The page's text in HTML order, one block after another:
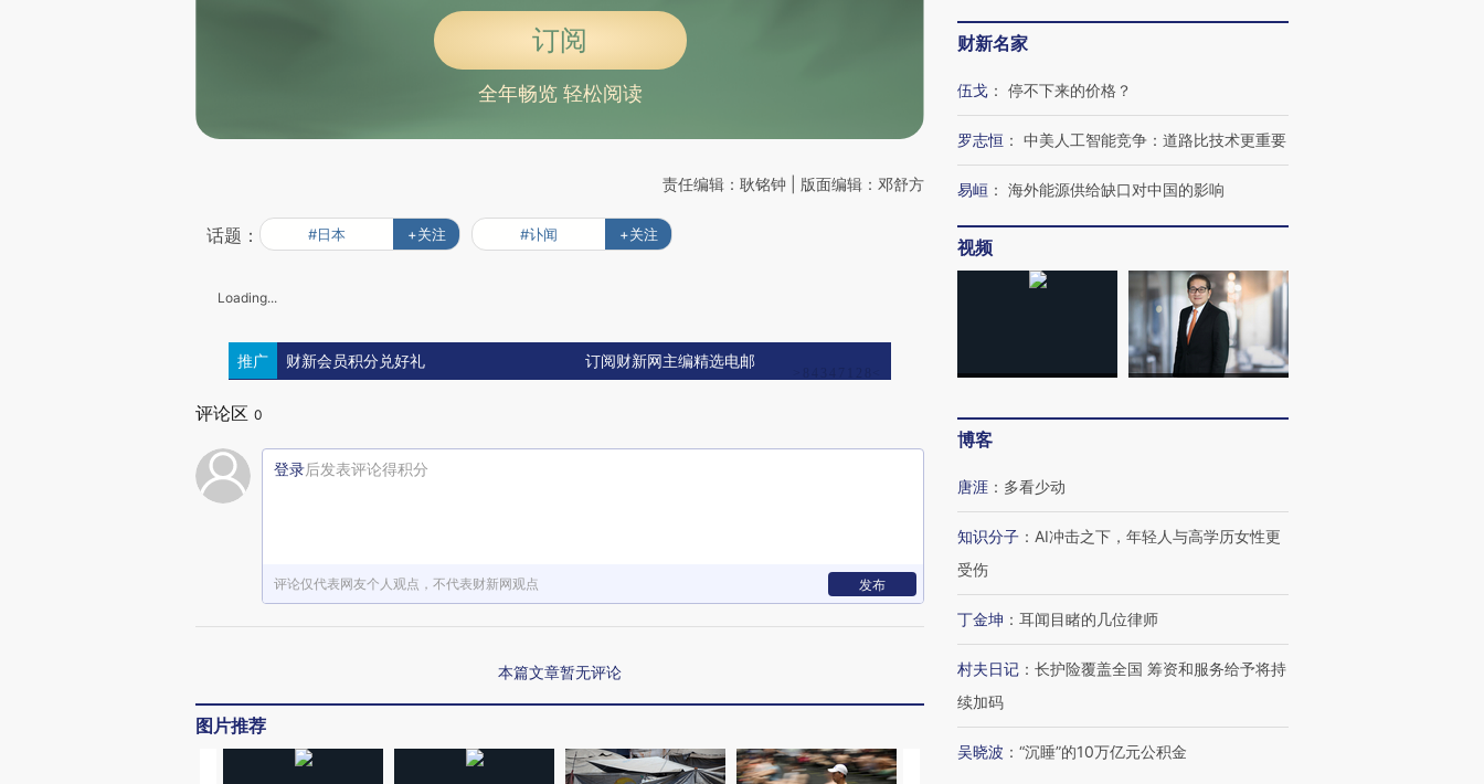
订阅
全年畅览 轻松阅读
责任编辑：耿铭钟 | 版面编辑：邓舒方
话题： #日本 +关注 #讣闻 +关注
Loading...
推广 财新会员积分兑好礼 订阅财新网主编精选电邮
评论区 0
登录后发表评论得积分
评论仅代表网友个人观点，不代表财新网观点 发布
本篇文章暂无评论
图片推荐
财新名家
伍戈 ： 停不下来的价格？
罗志恒 ： 中美人工智能竞争：道路比技术更重要
易峘 ： 海外能源供给缺口对中国的影响
视频
博客
唐涯 ： 多看少动
知识分子 ： AI冲击之下，年轻人与高学历女性更
受伤
丁金坤 ： 耳闻目睹的几位律师
村夫日记 ： 长护险覆盖全国 筹资和服务给予将持
续加码
吴晓波 ： “沉睡”的10万亿元公积金